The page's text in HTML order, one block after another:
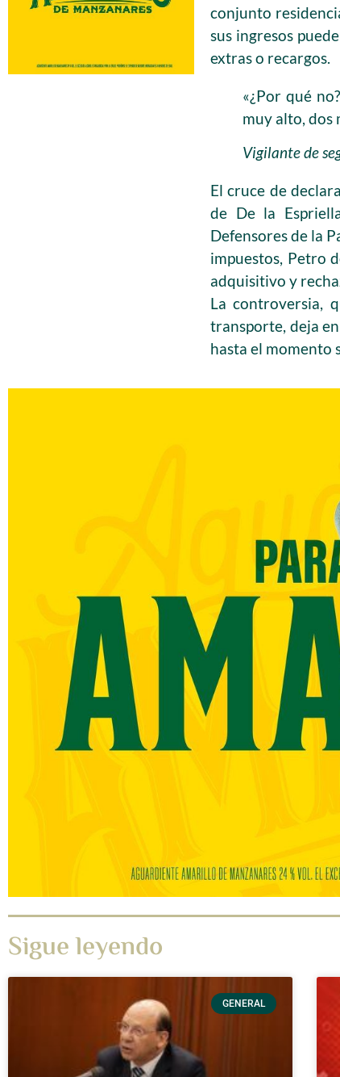
conjunto
sus ingresos
extras o recargos.
«¿Por qué
muy alto, dos
Vigilante de
El cruce de
de De la
Defensores de la
impuestos, Petro
adquisitivo y
La controversia,
transporte, deja
hasta el momento
Sigue leyendo
GENERAL